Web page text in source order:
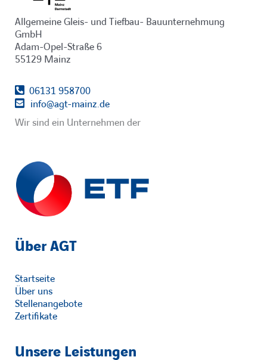
Allgemeine Gleis- und Tiefbau- Bauunternehmung
GmbH
Adam-Opel-Straße 6
55129 Mainz
06131 958700
info@agt-mainz.de
Wir sind ein Unternehmen der
Über AGT
Startseite
Über uns
Stellenangebote
Zertifikate
Unsere Leistungen